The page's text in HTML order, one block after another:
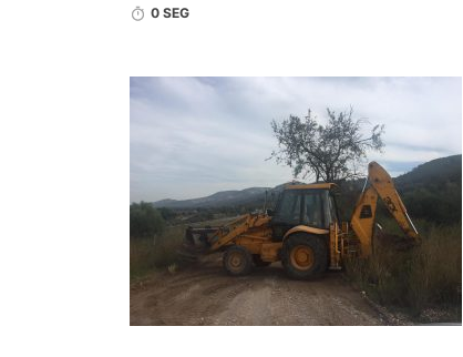
0 SEG